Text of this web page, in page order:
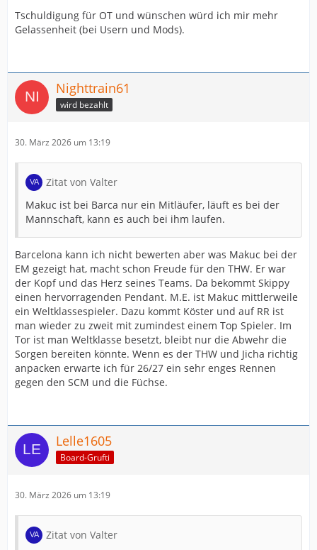
Tschuldigung für OT und wünschen würd ich mir mehr
Gelassenheit (bei Usern und Mods).
Nighttrain61
wird bezahlt
30. März 2026 um 13:19
Zitat von Valter
Makuc ist bei Barca nur ein Mitläufer, läuft es bei der
Mannschaft, kann es auch bei ihm laufen.
Barcelona kann ich nicht bewerten aber was Makuc bei der
EM gezeigt hat, macht schon Freude für den THW. Er war
der Kopf und das Herz seines Teams. Da bekommt Skippy
einen hervorragenden Pendant. M.E. ist Makuc mittlerweile
ein Weltklassespieler. Dazu kommt Köster und auf RR ist
man wieder zu zweit mit zumindest einem Top Spieler. Im
Tor ist man Weltklasse besetzt, bleibt nur die Abwehr die
Sorgen bereiten könnte. Wenn es der THW und Jicha richtig
anpacken erwarte ich für 26/27 ein sehr enges Rennen
gegen den SCM und die Füchse.
Lelle1605
Board-Grufti
30. März 2026 um 13:19
Zitat von Valter